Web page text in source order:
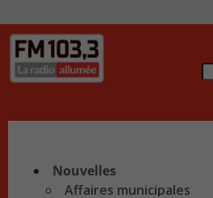
Nouvelles
Affaires municipales